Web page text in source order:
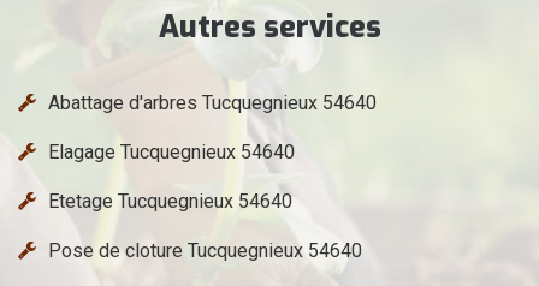
Autres services
Abattage d'arbres Tucquegnieux 54640
Elagage Tucquegnieux 54640
Etetage Tucquegnieux 54640
Pose de cloture Tucquegnieux 54640